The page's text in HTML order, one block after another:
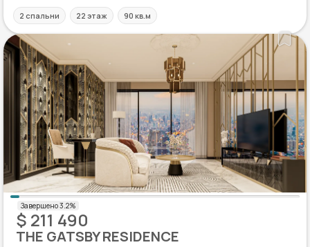
2 спальни 22 этаж 90 кв.м
$ 211 490
THE GATSBY RESIDENCE